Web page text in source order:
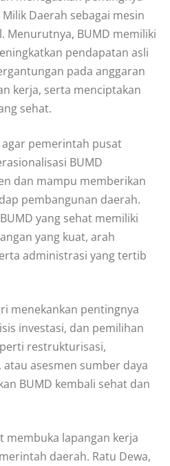
Daerah sebagai mesin
Menurutnya, BUMD memiliki
pendapatan asli
pada anggaran
kerja, serta menciptakan
sehat.
pemerintah pusat
BUMD
dan mampu memberikan
pembangunan daerah.
yang sehat memiliki
yang kuat, arah
administrasi yang tertib
menekankan pentingnya
investasi, dan pemilihan
restrukturisasi,
asesmen sumber daya
BUMD kembali sehat dan
membuka lapangan kerja
daerah. Ratu Dewa,